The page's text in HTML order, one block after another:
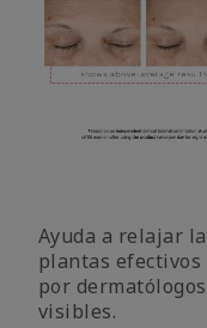
Ayuda a relajar
plantas
por
visibles.